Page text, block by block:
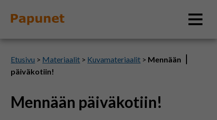
Hae
Tietoa
Etusivu > Materiaalit > Kuvamateriaalit > Mennään
päiväkotiin!
Mennään päiväkotiin!